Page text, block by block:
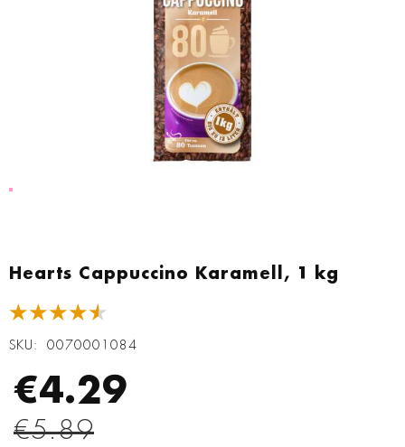
Hearts Cappuccino Karamell, 1 kg
★★★★★
SKU 0070001084
€4.29
€5.89
Anfang
Bildgalerie